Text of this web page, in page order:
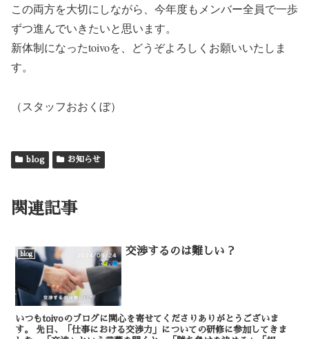
この両方を大切にしながら、今年度もメンバー全員で一歩
ずつ進んでいきたいと思います。
新体制になったtoivoを、どうぞよろしくお願いいたしま
す。
（スタッフおおくぼ）
blog お知らせ
関連記事
blog 交渉するのは難しい？
いつもtoivoのブログに関心を寄せてくださりありがとうございま
す。 先日、「仕事における交渉力」についての研修に参加してきま